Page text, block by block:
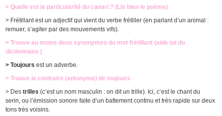
> Quelle est la particularité du canari ? (Lis bien le poème)
> Frétillant est un adjectif qui vient du verbe frétiller (en parlant d’un animal :
remuer, s’agiter par des mouvements vifs).
> Trouve au moins deux synonymes du mot frétillant (aide toi du
dictionnaire )
> Toujoursest un adverbe.
> Trouve le contraire (antonyme) de toujours
> Destrilles (c’est un nom masculin : on dit un trille). Ici, c’est le chant du
serin, ou l’émission sonore faite d’un battement continu et très rapide sur deux
tons très voisins.